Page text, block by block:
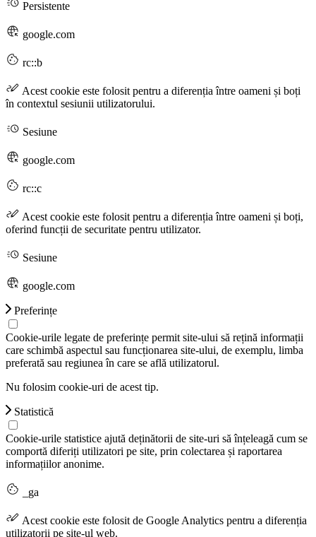
Persistente
google.com
rc::b
Acest cookie este folosit pentru a diferenția între oameni și boți
în contextul sesiunii utilizatorului.
Sesiune
google.com
rc::c
Acest cookie este folosit pentru a diferenția între oameni și boți,
oferind funcții de securitate pentru utilizator.
Sesiune
google.com
Preferințe
Cookie-urile legate de preferințe permit site-ului să rețină informații
care schimbă aspectul sau funcționarea site-ului, de exemplu, limba
preferată sau regiunea în care se află utilizatorul.
Nu folosim cookie-uri de acest tip.
Statistică
Cookie-urile statistice ajută deținătorii de site-uri să înțeleagă cum se
comportă diferiți utilizatori pe site, prin colectarea și raportarea
informațiilor anonime.
_ga
Acest cookie este folosit de Google Analytics pentru a diferenția
utilizatorii pe site-ul web.